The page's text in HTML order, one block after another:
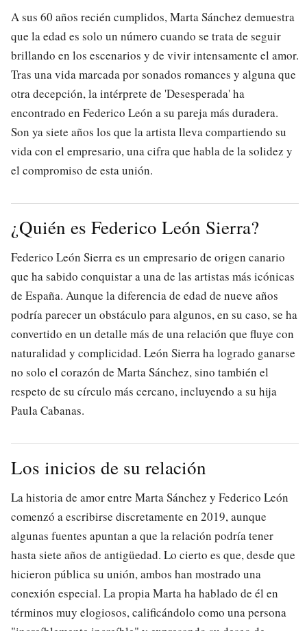
A sus 60 años recién cumplidos, Marta Sánchez demuestra
que la edad es solo un número cuando se trata de seguir
brillando en los escenarios y de vivir intensamente el amor.
Tras una vida marcada por sonados romances y alguna que
otra decepción, la intérprete de 'Desesperada' ha
encontrado en Federico León a su pareja más duradera.
Son ya siete años los que la artista lleva compartiendo su
vida con el empresario, una cifra que habla de la solidez y
el compromiso de esta unión.
¿Quién es Federico León Sierra?
Federico León Sierra es un empresario de origen canario
que ha sabido conquistar a una de las artistas más icónicas
de España. Aunque la diferencia de edad de nueve años
podría parecer un obstáculo para algunos, en su caso, se ha
convertido en un detalle más de una relación que fluye con
naturalidad y complicidad. León Sierra ha logrado ganarse
no solo el corazón de Marta Sánchez, sino también el
respeto de su círculo más cercano, incluyendo a su hija
Paula Cabanas.
Los inicios de su relación
La historia de amor entre Marta Sánchez y Federico León
comenzó a escribirse discretamente en 2019, aunque
algunas fuentes apuntan a que la relación podría tener
hasta siete años de antigüedad. Lo cierto es que, desde que
hicieron pública su unión, ambos han mostrado una
conexión especial. La propia Marta ha hablado de él en
términos muy elogiosos, calificándolo como una persona